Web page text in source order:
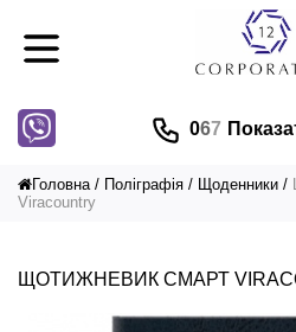
067
Головна Поліграфія Щоденники
Viracountry
ЩОТИЖНЕВИК СМАРТ